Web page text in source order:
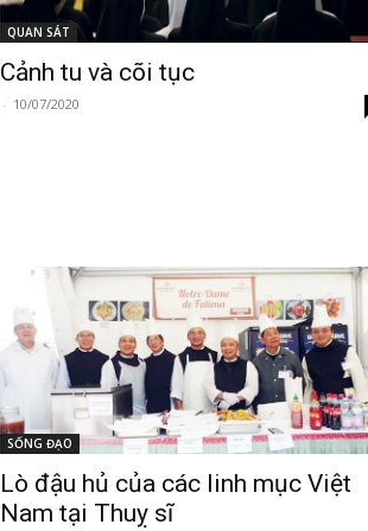
QUAN SÁT
Cảnh tu và cõi tục
- 10/07/2020
SỐNG ĐẠO
Lò đậu hủ của các linh mục Việt
Nam tại Thuỵ sĩ